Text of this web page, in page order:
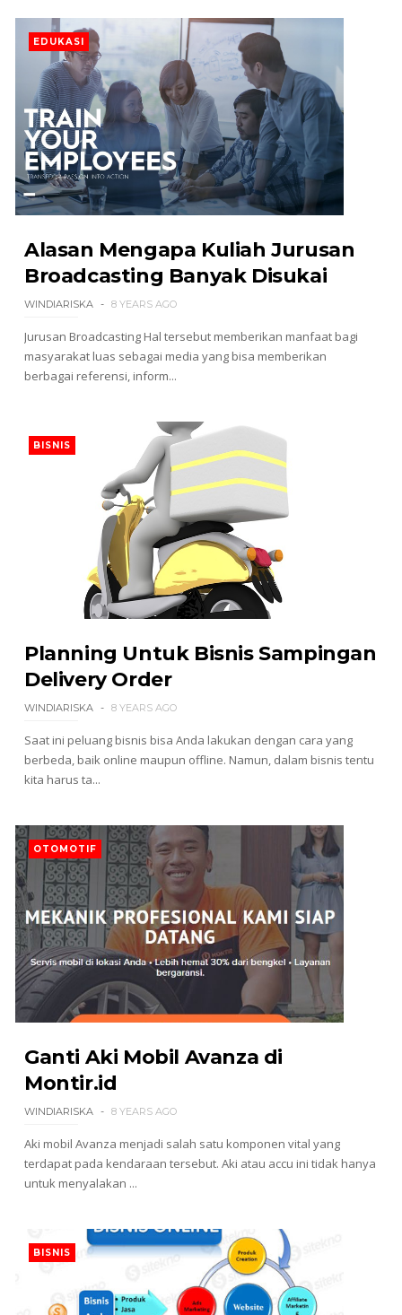
EDUKASI
Alasan Mengapa Kuliah Jurusan
Broadcasting Banyak Disukai
WINDIARISKA 8 YEARS AGO
Jurusan Broadcasting Hal tersebut memberikan manfaat bagi
masyarakat luas sebagai media yang bisa memberikan
berbagai referensi, inform...
BISNIS
Planning Untuk Bisnis Sampingan
Delivery Order
WINDIARISKA 8 YEARS AGO
Saat ini peluang bisnis bisa Anda lakukan dengan cara yang
berbeda, baik online maupun offline. Namun, dalam bisnis tentu
kita harus ta...
OTOMOTIF
Ganti Aki Mobil Avanza di
Montir.id
WINDIARISKA 8 YEARS AGO
Aki mobil Avanza menjadi salah satu komponen vital yang
terdapat pada kendaraan tersebut. Aki atau accu ini tidak hanya
untuk menyalakan ...
BISNIS